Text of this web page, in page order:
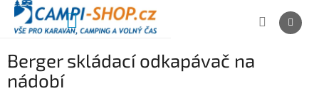
Přejít
obsah
NÁKUPNÍ
Berger skládací odkapávač na
nádobí